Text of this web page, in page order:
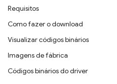
Requisitos
Como fazer o download
Visualizar códigos binários
Imagens de fábrica
Códigos binários do driver